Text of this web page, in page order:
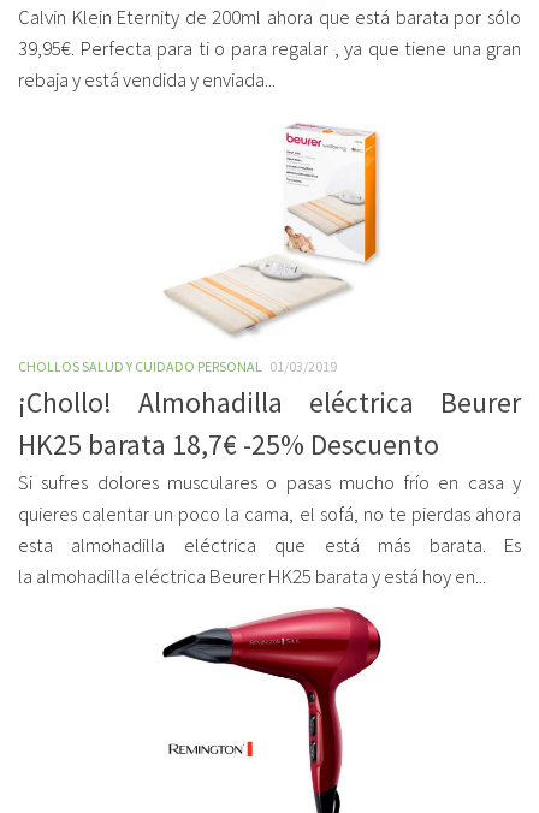
Calvin Klein Eternity de 200ml ahora que está barata por sólo
39,95€. Perfecta para ti o para regalar , ya que tiene una gran
rebaja y está vendida y enviada...
CHOLLOS SALUD Y CUIDADO PERSONAL 01/03/2019
¡Chollo! Almohadilla eléctrica Beurer
HK25 barata 18,7€ -25% Descuento
Si sufres dolores musculares o pasas mucho frío en casa y
quieres calentar un poco la cama, el sofá, no te pierdas ahora
esta almohadilla eléctrica que está más barata. Es
la almohadilla eléctrica Beurer HK25 barata y está hoy en...